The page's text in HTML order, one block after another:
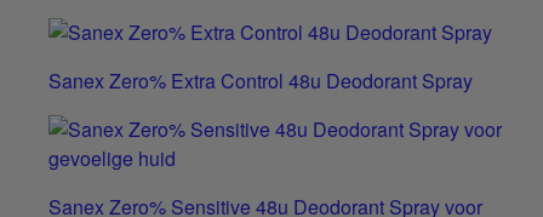
Sanex Zero% Extra Control 48u Deodorant Spray
Sanex Zero% Sensitive 48u Deodorant Spray voor